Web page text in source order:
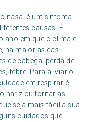
nasal é um sintoma
causas. É
ano em que o clima é
na maiorias das
de cabeça, perda de
febre. Para aliviar o
em respirar é
nariz ou tornar as
seja mais fácil a sua
cuidados que